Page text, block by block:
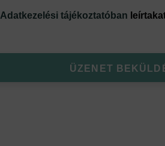
Adatkezelési tájékoztatóban
ÜZENET